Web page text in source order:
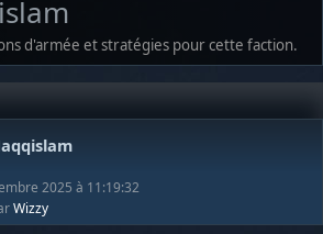
d'armée et stratégies pour cette faction.
2025 à 11:19:32
Wizzy